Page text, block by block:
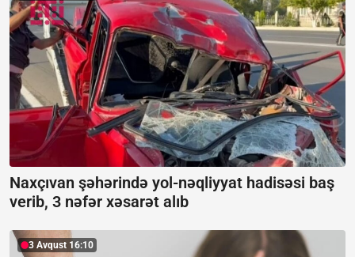
Naxçıvan şəhərində yol-nəqliyyat hadisəsi baş
verib, 3 nəfər xəsarət alıb
3 Avqust 16:10